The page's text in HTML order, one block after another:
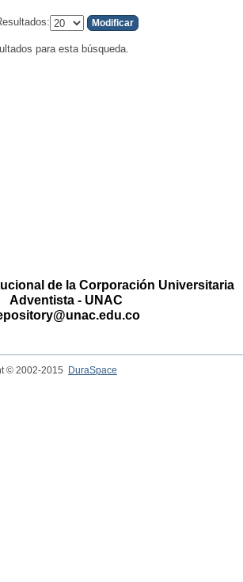
para esta búsqueda.
de la Corporación Universitaria
Adventista - UNAC
© 2002-2015
DuraSpace